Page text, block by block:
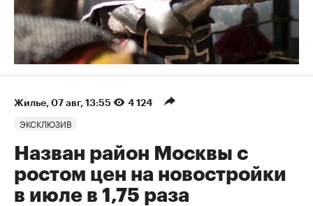
Жилье 07 авг, 13:55 4 124
ЭКСКЛЮЗИВ
Назван район Москвы с
ростом цен на новостройки
в июле в 1,75 раза